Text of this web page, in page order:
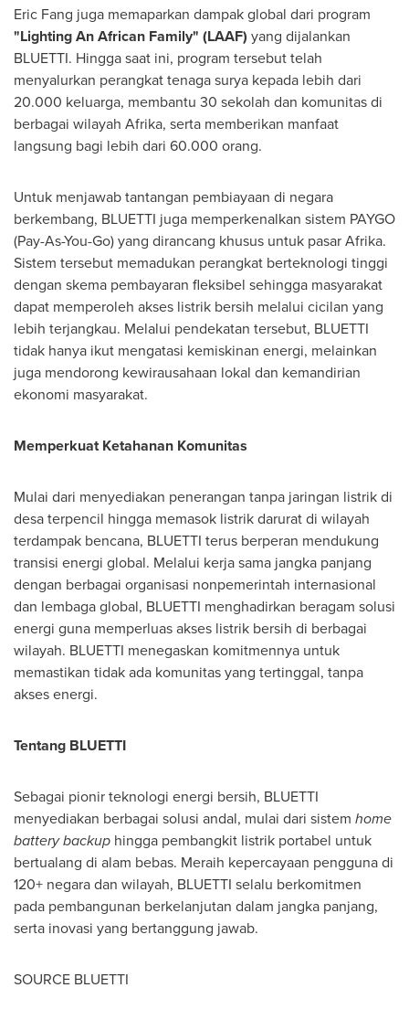
Eric Fang juga memaparkan dampak global dari program
"Lighting An African Family" (LAAF) yang dijalankan
BLUETTI. Hingga saat ini, program tersebut telah
menyalurkan perangkat tenaga surya kepada lebih dari
20.000 keluarga, membantu 30 sekolah dan komunitas di
berbagai wilayah Afrika, serta memberikan manfaat
langsung bagi lebih dari 60.000 orang.
Untuk menjawab tantangan pembiayaan di negara
berkembang, BLUETTI juga memperkenalkan sistem PAYGO
(Pay-As-You-Go) yang dirancang khusus untuk pasar Afrika.
Sistem tersebut memadukan perangkat berteknologi tinggi
dengan skema pembayaran fleksibel sehingga masyarakat
dapat memperoleh akses listrik bersih melalui cicilan yang
lebih terjangkau. Melalui pendekatan tersebut, BLUETTI
tidak hanya ikut mengatasi kemiskinan energi, melainkan
juga mendorong kewirausahaan lokal dan kemandirian
ekonomi masyarakat.
Memperkuat Ketahanan Komunitas
Mulai dari menyediakan penerangan tanpa jaringan listrik di
desa terpencil hingga memasok listrik darurat di wilayah
terdampak bencana, BLUETTI terus berperan mendukung
transisi energi global. Melalui kerja sama jangka panjang
dengan berbagai organisasi nonpemerintah internasional
dan lembaga global, BLUETTI menghadirkan beragam solusi
energi guna memperluas akses listrik bersih di berbagai
wilayah. BLUETTI menegaskan komitmennya untuk
memastikan tidak ada komunitas yang tertinggal, tanpa
akses energi.
Tentang BLUETTI
Sebagai pionir teknologi energi bersih, BLUETTI
menyediakan berbagai solusi andal, mulai dari sistem home
battery backup hingga pembangkit listrik portabel untuk
bertualang di alam bebas. Meraih kepercayaan pengguna di
120+ negara dan wilayah, BLUETTI selalu berkomitmen
pada pembangunan berkelanjutan dalam jangka panjang,
serta inovasi yang bertanggung jawab.
SOURCE BLUETTI